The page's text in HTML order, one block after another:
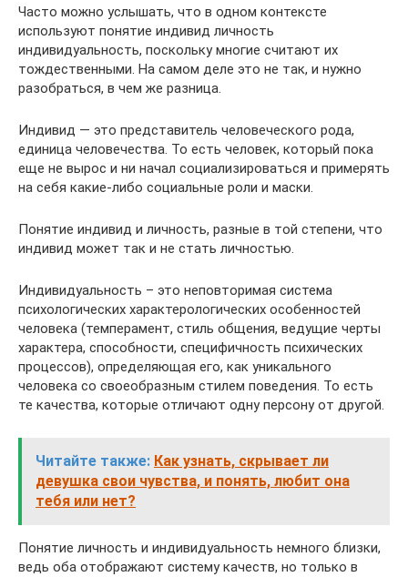
Часто можно услышать, что в одном контексте
используют понятие индивид личность
индивидуальность, поскольку многие считают их
тождественными. На самом деле это не так, и нужно
разобраться, в чем же разница.
Индивид — это представитель человеческого рода,
единица человечества. То есть человек, который пока
еще не вырос и ни начал социализироваться и примерять
на себя какие-либо социальные роли и маски.
Понятие индивид и личность, разные в той степени, что
индивид может так и не стать личностью.
Индивидуальность – это неповторимая система
психологических характерологических особенностей
человека (темперамент, стиль общения, ведущие черты
характера, способности, специфичность психических
процессов), определяющая его, как уникального
человека со своеобразным стилем поведения. То есть
те качества, которые отличают одну персону от другой.
Читайте также: Как узнать, скрывает ли
девушка свои чувства, и понять, любит она
тебя или нет?
Понятие личность и индивидуальность немного близки,
ведь оба отображают систему качеств, но только в